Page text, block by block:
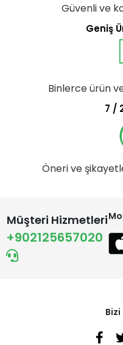
Güvenli ve
Geniş
Binlerce ürün
7 /
Öneri ve
Müşteri Hizmetleri
+902125657020
Bizi